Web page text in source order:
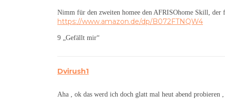
Nimm für den zweiten homee den AFRISOhome Skill,
https://www.amazon.de/dp/B072FTNQW4
9 „Gefällt mir“
Dvirush1
Aha , ok das werd ich doch glatt mal heut abend probieren